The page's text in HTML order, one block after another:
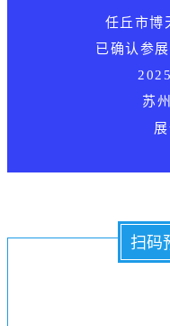
任丘市博
已确认参展
苏
扫码